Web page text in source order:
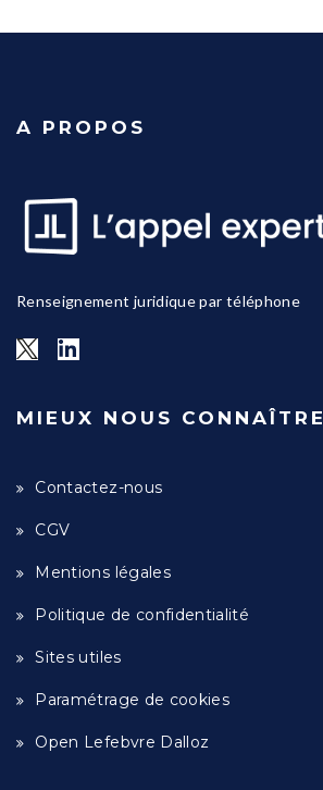
A PROPOS
Renseignement juridique par téléphone
MIEUX NOUS CONNAÎTRE
Contactez-nous
CGV
Mentions légales
Politique de confidentialité
Sites utiles
Paramétrage de cookies
Open Lefebvre Dalloz